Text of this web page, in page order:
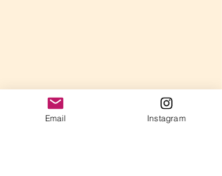
Email Instagram